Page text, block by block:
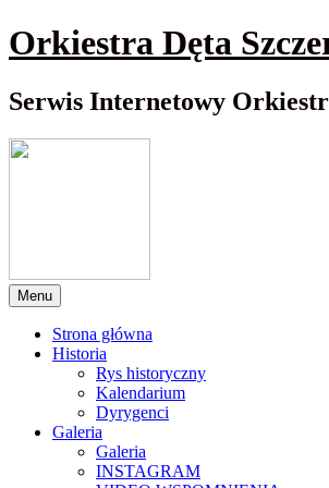
Przewiń
do
Orkiestra Dęta
Serwis Internetowy
Menu
Strona główna
Historia
Rys historyczny
Kalendarium
Dyrygenci
Galeria
Galeria
INSTAGRAM